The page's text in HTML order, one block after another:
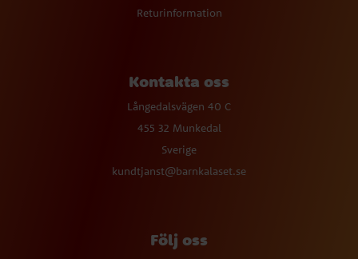
Returinformation
Kontakta oss
Långedalsvägen 40 C
455 32 Munkedal
Sverige
kundtjanst@barnkalaset.se
Följ oss